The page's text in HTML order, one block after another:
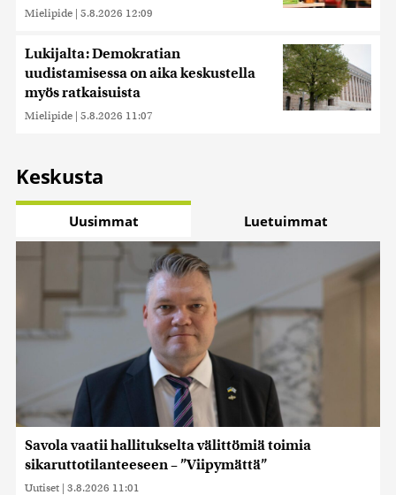
Mielipide | 5.8.2026 12:09
Lukijalta: Demokratian
uudistamisessa on aika keskustella
myös ratkaisuista
Mielipide | 5.8.2026 11:07
Keskusta
Uusimmat Luetuimmat
Savola vaatii hallitukselta välittömiä toimia
sikaruttotilanteeseen – ”Viipymättä”
Uutiset | 3.8.2026 11:01